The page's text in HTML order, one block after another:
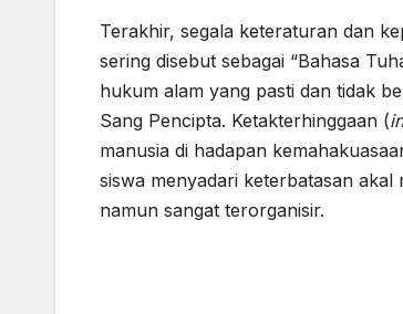
Terakhir, segala keteraturan dan
sering disebut sebagai “Bahasa
hukum alam yang pasti dan tidak
Sang Pencipta. Ketakterhinggaan (
manusia di hadapan
siswa menyadari keterbatasan
namun sangat terorganisir.